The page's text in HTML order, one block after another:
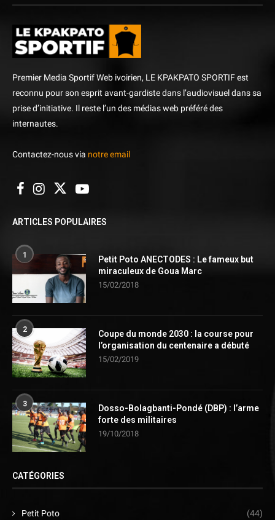
Premier Media Sportif Web ivoirien, LE KPAKPATO SPORTIF est
reconnu pour son esprit avant-gardiste dans l’audiovisuel dans sa
prise d’initiative. Il reste l’un des médias web préféré des
internautes.
Contactez-nous via notre email
ARTICLES POPULAIRES
1
Petit Poto ANECTODES : Le fameux but
miraculeux de Goua Marc
15/02/2018
2
Coupe du monde 2030 : la course pour
l’organisation du centenaire a débuté
15/02/2019
3
Dosso-Bolagbanti-Pondé (DBP) : l’arme
forte des militaires
19/10/2018
CATÉGORIES
Petit Poto (44)